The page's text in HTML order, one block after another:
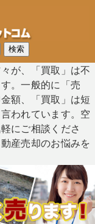
が、「買取」は不
。一般的に「売
額、「買取」は短
われています。空
にご相談くださ
産売却のお悩みを